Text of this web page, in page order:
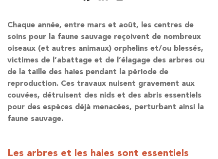
Chaque année, entre mars et août, les centres de
soins pour la faune sauvage reçoivent de nombreux
oiseaux (et autres animaux) orphelins et/ou blessés,
victimes de l’abattage et de l’élagage des arbres ou
de la taille des haies pendant la période de
reproduction. Ces travaux nuisent gravement aux
couvées, détruisent des nids et des abris essentiels
pour des espèces déjà menacées, perturbant ainsi la
faune sauvage.
Les arbres et les haies sont essentiels